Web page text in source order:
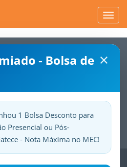
×
- Bolsa de
1 Bolsa Desconto para
Presencial ou Pós-
- Nota Máxima no MEC!
Seuorgulho.